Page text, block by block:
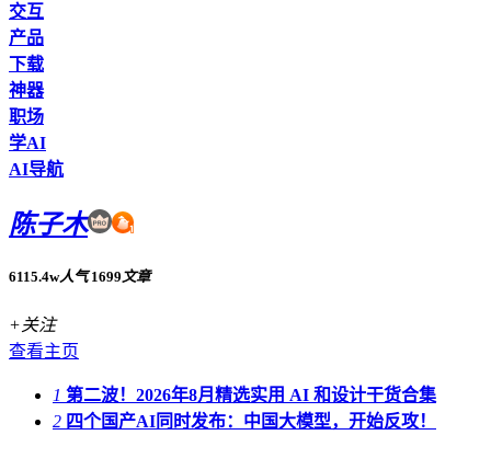
交互
产品
下载
神器
职场
学AI
AI导航
陈子木
6115.4w人气 1699 文章
+关注
查看主页
1 第二波！2026年8月精选实用 AI 和设计干货合集
2 四个国产AI同时发布：中国大模型，开始反攻！